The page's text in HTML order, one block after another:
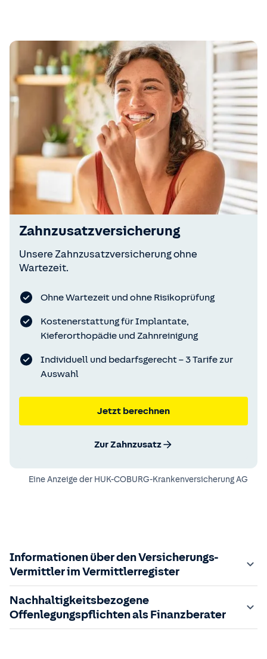
Zahnzusatzversicherung
Unsere Zahnzusatzversicherung ohne
Wartezeit.
Ohne Wartezeit und ohne Risikoprüfung
Kostenerstattung für Implantate,
Kieferorthopädie und Zahnreinigung
Individuell und bedarfsgerecht – 3 Tarife zur
Auswahl
Jetzt berechnen
Zur Zahnzusatz
Eine Anzeige der HUK-COBURG-Krankenversicherung AG
Informationen über den Versicherungs-
Vermittler im Vermittlerregister
Zuständige Aufsichtsbehörde:
Der Vermittler ist gebundener Versicherungsvermittler
gem. §34d GewO, bei der zuständigen IHK gemeldet und
Nachhaltigkeitsbezogene
Offenlegungspflichten als Finanzberater